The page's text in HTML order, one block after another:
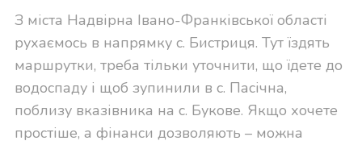
З міста Надвірна Івано-Франківської області
рухаємось в напрямку с. Бистриця. Тут їздять
маршрутки, треба тільки уточнити, що їдете до
водоспаду і щоб зупинили в с. Пасічна,
поблизу вказівника на с. Букове. Якщо хочете
простіше, а фінанси дозволяють – можна